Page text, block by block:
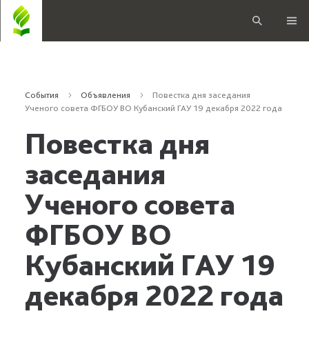
События Объявления
Повестка дня заседания
Ученого совета ФГБОУ ВО Кубанский ГАУ 19 декабря 2022 года
Повестка дня
заседания
Ученого совета
ФГБОУ ВО
Кубанский ГАУ 19
декабря 2022 года